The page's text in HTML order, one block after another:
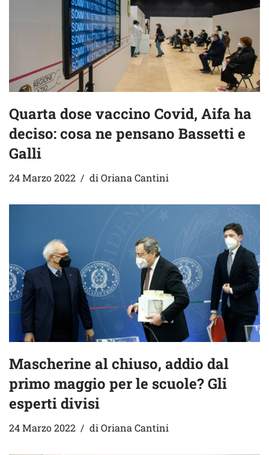
Quarta dose vaccino Covid, Aifa ha
deciso: cosa ne pensano Bassetti e
Galli
24 Marzo 2022 di Oriana Cantini
Mascherine al chiuso, addio dal
primo maggio per le scuole? Gli
esperti divisi
24 Marzo 2022 di Oriana Cantini